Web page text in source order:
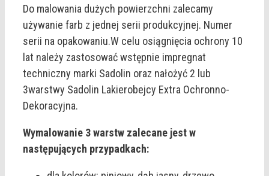
Do malowania dużych powierzchni zalecamy
używanie farb z jednej serii produkcyjnej. Numer
serii na opakowaniu.W celu osiągnięcia ochrony 10
lat należy zastosować wstępnie impregnat
techniczny marki Sadolin oraz nałożyć 2 lub
3warstwy Sadolin Lakierobejcy Extra Ochronno-
Dekoracyjna.
Wymalowanie 3 warstw zalecane jest w
następujących przypadkach: